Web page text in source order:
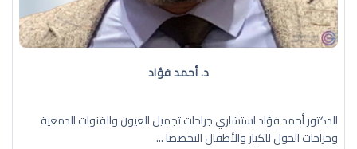
د. أحمد فؤاد
الدكتور أحمد فؤاد استشاري جراحات تجميل العيون والقنوات الدمعية
وجراحات الحول للكبار والأطفال التخصصا ...